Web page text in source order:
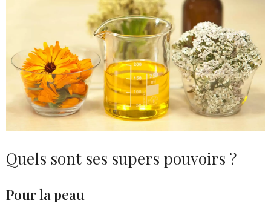
Quels sont ses supers pouvoirs ?
Pour la peau